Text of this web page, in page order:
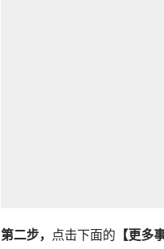
第二步， 点击下面的 【更多